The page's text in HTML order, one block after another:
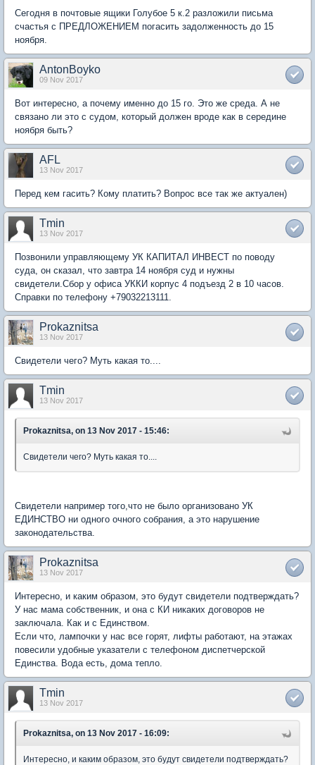
Сегодня в почтовые ящики Голубое 5 к.2 разложили письма
счастья с ПРЕДЛОЖЕНИЕМ погасить задолженность до 15
ноября.
AntonBoyko
09 Nov 2017
Вот интересно, а почему именно до 15 го. Это же среда. А не
связано ли это с судом, который должен вроде как в середине
ноября быть?
AFL
13 Nov 2017
Перед кем гасить? Кому платить? Вопрос все так же актуален)
Tmin
13 Nov 2017
Позвонили управляющему УК КАПИТАЛ ИНВЕСТ по поводу
суда, он сказал, что завтра 14 ноября суд и нужны
свидетели.Сбор у офиса УККИ корпус 4 подъезд 2 в 10 часов.
Справки по телефону +79032213111.
Prokaznitsa
13 Nov 2017
Свидетели чего? Муть какая то....
Tmin
13 Nov 2017
Prokaznitsa, on 13 Nov 2017 - 15:46:
Свидетели чего? Муть какая то....
Свидетели например того,что не было организовано УК
ЕДИНСТВО ни одного очного собрания, а это нарушение
законодательства.
Prokaznitsa
13 Nov 2017
Интересно, и каким образом, это будут свидетели подтверждать?
У нас мама собственник, и она с КИ никаких договоров не
заключала. Как и с Единством.
Если что, лампочки у нас все горят, лифты работают, на этажах
повесили удобные указатели с телефоном диспетчерской
Единства. Вода есть, дома тепло.
Tmin
13 Nov 2017
Prokaznitsa, on 13 Nov 2017 - 16:09:
Интересно, и каким образом, это будут свидетели подтверждать?